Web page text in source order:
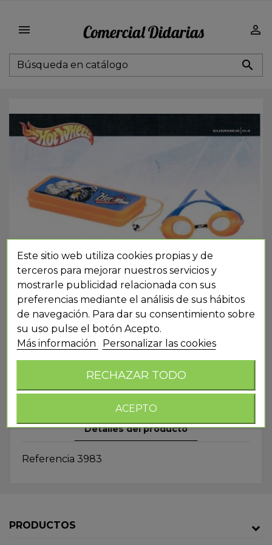



HK199 GAFAS PISCINA HOT
WHEELS
Detalles del producto
Referencia 3983
PRODUCTOS
Este sitio web utiliza cookies propias y de
terceros para mejorar nuestros servicios y
mostrarle publicidad relacionada con sus
preferencias mediante el análisis de sus hábitos
de navegación. Para dar su consentimiento sobre
su uso pulse el botón Acepto.
Más información
Personalizar las cookies
RECHAZAR TODO
ACEPTO